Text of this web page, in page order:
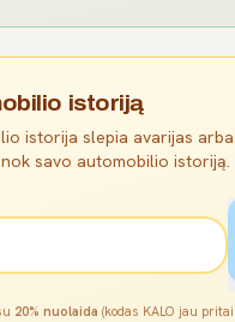
istoriją
istorija slepia avarijas
savo automobilio istoriją.
20% nuolaida (kodas KALO jau